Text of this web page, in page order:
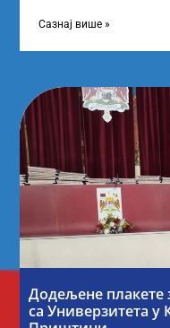
Сазнај више »
Додељене плакете
са Универзитета у